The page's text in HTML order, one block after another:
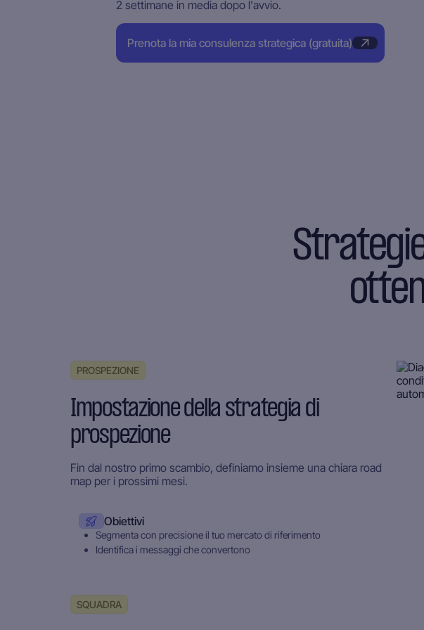
2 settimane in media dopo l'avvio.
Prenota la mia consulenza strategica (gratuita)
PROSPEZIONE
Impostazione della strategia di
prospezione
Fin dal nostro primo scambio, definiamo insieme una chiara road
map per i prossimi mesi.
Obiettivi
Segmenta con precisione il tuo mercato di riferimento
Identifica i messaggi che convertono
SQUADRA